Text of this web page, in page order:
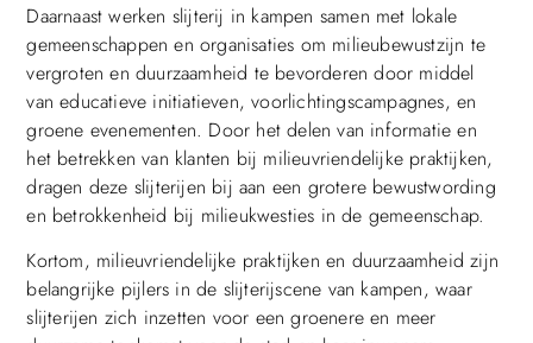
Daarnaast werken slijterij in kampen samen met lokale
gemeenschappen en organisaties om milieubewustzijn te
vergroten en duurzaamheid te bevorderen door middel
van educatieve initiatieven, voorlichtingscampagnes, en
groene evenementen. Door het delen van informatie en
het betrekken van klanten bij milieuvriendelijke praktijken,
dragen deze slijterijen bij aan een grotere bewustwording
en betrokkenheid bij milieukwesties in de gemeenschap.
Kortom, milieuvriendelijke praktijken en duurzaamheid zijn
belangrijke pijlers in de slijterijscene van kampen, waar
slijterijen zich inzetten voor een groenere en meer